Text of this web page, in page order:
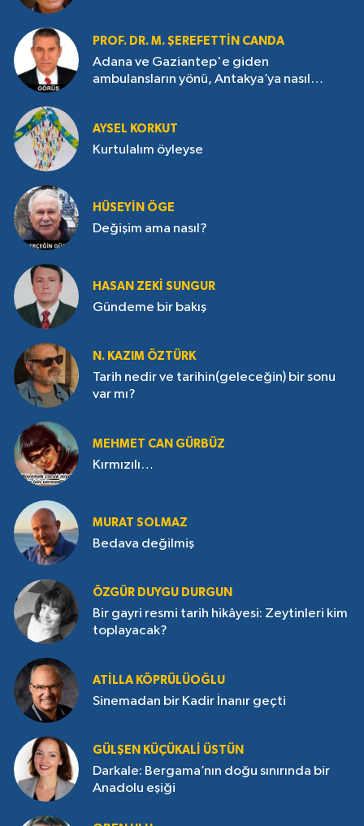
PROF. DR. M. ŞEREFETTIN CANDA
Adana ve Gaziantep'e giden
ambulansların yönü, Antakya’ya nasıl
AYSEL KORKUT
Kurtulalım öyleyse
HÜSEYIN ÖGE
Değişim ama nasıl?
HASAN ZEKI SUNGUR
Gündeme bir bakış
N. KAZIM ÖZTÜRK
Tarih nedir ve tarihin(geleceğin) bir sonu
var mı?
MEHMET CAN GÜRBÜZ
Kırmızılı…
MURAT SOLMAZ
Bedava değilmiş
ÖZGÜR DUYGU DURGUN
Bir gayri resmi tarih hikâyesi: Zeytinleri kim
toplayacak?
ATILLA KÖPRÜLÜOĞLU
Sinemadan bir Kadir İnanır geçti
GÜLŞEN KÜÇÜKALI ÜSTÜN
Darkale: Bergama’nın doğu sınırında bir
Anadolu eşiği